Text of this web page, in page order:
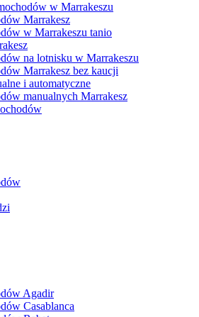
w Marrakeszu
Marrakesz
w Marrakeszu tanio
na lotnisku w Marrakeszu
Marrakesz bez kaucji
i automatyczne
manualnych Marrakesz
Agadir
Casablanca